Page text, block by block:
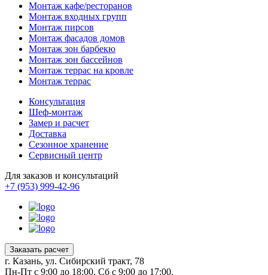
Монтаж кафе/ресторанов
Монтаж входных групп
Монтаж пирсов
Монтаж фасадов домов
Монтаж зон барбекю
Монтаж зон бассейнов
Монтаж террас на кровле
Монтаж террас
Консультация
Шеф-монтаж
Замер и расчет
Доставка
Сезонное хранение
Сервисный центр
Для заказов и консультаций
+7 (953) 999-42-96
Заказать расчет
г. Казань, ул. Сибирский тракт, 78
Пн-Пт с 9:00 до 18:00, Сб с 9:00 до 17:00.